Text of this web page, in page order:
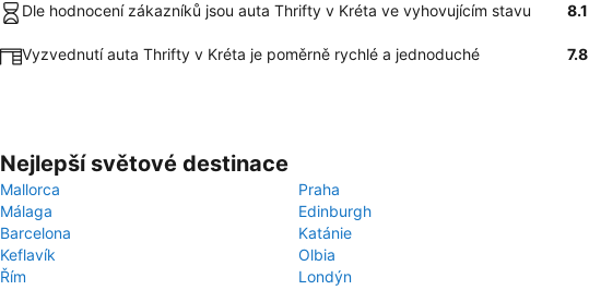
Dle hodnocení zákazníků jsou auta Thrifty v Kréta ve vyhovujícím stavu 8.1
Vyzvednutí auta Thrifty v Kréta je poměrně rychlé a jednoduché 7.8
Nejlepší světové destinace
Mallorca
Praha
Málaga
Edinburgh
Barcelona
Katánie
Keflavík
Olbia
Řím
Londýn